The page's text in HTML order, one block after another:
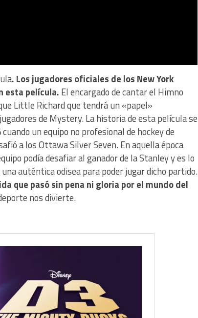
. Los jugadores oficiales de los New York
esta película. El encargadode cantar el Himno
Little Richard que tendrá un «papel»
de Mystery. La historia de esta película se
un equipo no profesional de hockey de
a los Ottawa Silver Seven. En aquella época
podía desafiar al ganador de la Stanley y es lo
auténtica odisea para poder jugar dicho partido.
que pasó sin pena ni gloria por el mundo del
nos divierte.